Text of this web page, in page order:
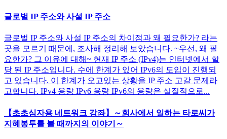
글로벌 IP 주소와 사설 IP 주소
글로벌 IP 주소와 사설 IP 주소의 차이점과 왜 필요한가? 라는
곳을 모르기 때문에, 조사해 정리해 보았습니다. ~우선, 왜 필
요한가? 그 이유에 대해~ 현재 IP 주소 (IPv4)는 인터넷에서 할
당 된 IP 주소입니다. 수에 한계가 있어 IPv6의 도입이 진행되
고 있습니다. 이 한계가 오고있는 상황을 IP 주소 고갈 문제라
고합니다. IPv4 용량 IPv6 용량 IPv6의 용량은 실질적으로...
【초초심자용 네트워크 강좌】～회사에서 일하는 타로씨가
지혜봉투를 볼 때까지의 이야기～